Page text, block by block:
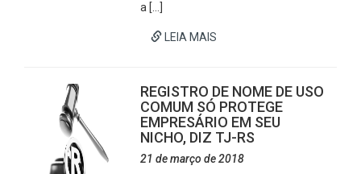
a […]
LEIA MAIS
REGISTRO DE NOME DE USO
COMUM SÓ PROTEGE
EMPRESÁRIO EM SEU
NICHO, DIZ TJ-RS
21 de março de 2018